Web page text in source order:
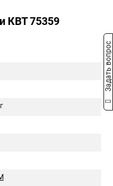
КВТ 75359
Задать вопрос